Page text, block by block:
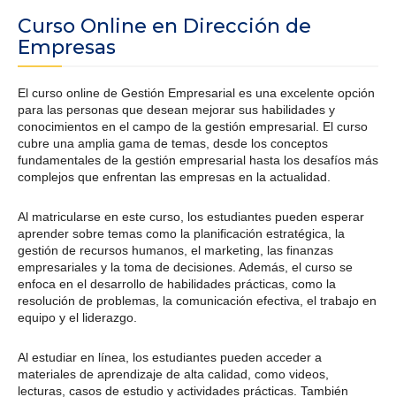
Curso Online en Dirección de
Empresas
El curso online de Gestión Empresarial es una excelente opción
para las personas que desean mejorar sus habilidades y
conocimientos en el campo de la gestión empresarial. El curso
cubre una amplia gama de temas, desde los conceptos
fundamentales de la gestión empresarial hasta los desafíos más
complejos que enfrentan las empresas en la actualidad.
Al matricularse en este curso, los estudiantes pueden esperar
aprender sobre temas como la planificación estratégica, la
gestión de recursos humanos, el marketing, las finanzas
empresariales y la toma de decisiones. Además, el curso se
enfoca en el desarrollo de habilidades prácticas, como la
resolución de problemas, la comunicación efectiva, el trabajo en
equipo y el liderazgo.
Al estudiar en línea, los estudiantes pueden acceder a
materiales de aprendizaje de alta calidad, como videos,
lecturas, casos de estudio y actividades prácticas. También